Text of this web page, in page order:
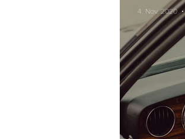
4. Nov. 2020